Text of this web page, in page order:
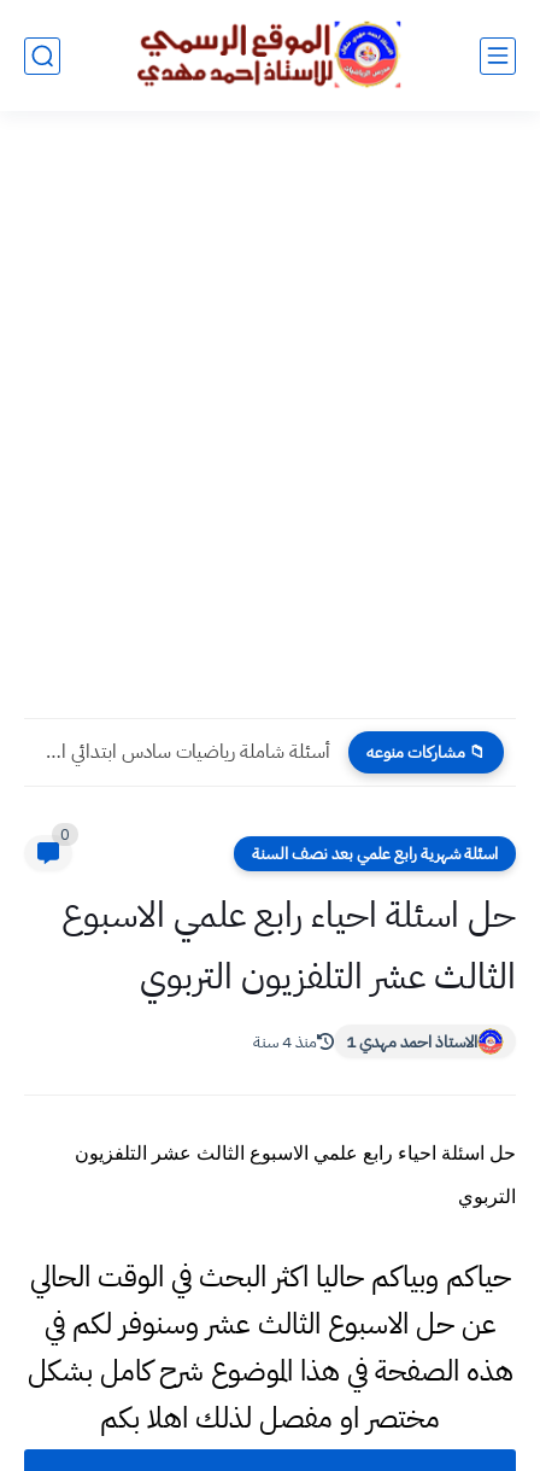
📁 مشاركات منوعه مجموعة وظائف في شركات عراقية بتاريخ اليوم الثلاثاء 11 /...
اسئلة شهرية رابع علمي بعد نصف السنة
0
حل اسئلة احياء رابع علمي الاسبوع
الثالث عشر التلفزيون التربوي
الاستاذ احمد مهدي 1 منذ 4 سنة
حل اسئلة احياء رابع علمي الاسبوع الثالث عشر التلفزيون
التربوي
حياكم وبياكم حاليا اكثر البحث في الوقت الحالي
عن حل الاسبوع الثالث عشر وسنوفر لكم في
هذه الصفحة في هذا الموضوع شرح كامل بشكل
مختصر او مفصل لذلك اهلا بكم